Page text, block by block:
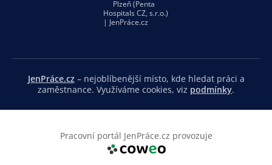
JenPráce.cz– nejoblíbenější místo, kde hledat práci a
zaměstnance. Využíváme cookies, viz podmínky.
Pracovní portál JenPráce.cz provozuje